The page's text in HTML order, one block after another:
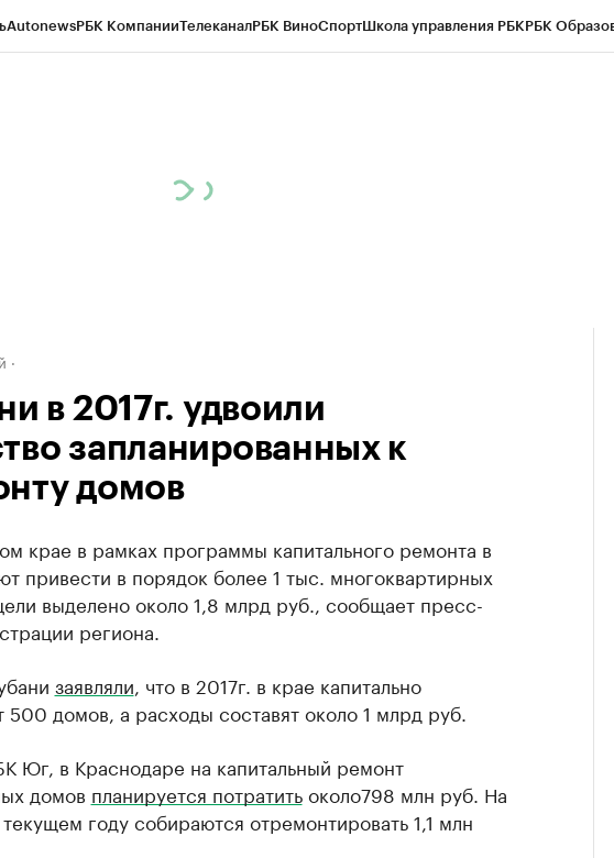
AutonewsРБК КомпанииТелеканалРБК ВиноСпортШкола управления РБКРБК
в 2017г. удвоили
запланированных к
домов
крае в рамках программы капитального ремонта в
привести в порядок более 1 тыс. многоквартирных
выделено около 1,8 млрд руб., сообщает пресс-
региона.
заявляли , что в 2017г. в крае капитально
домов, а расходы составят около 1 млрд руб.
Юг, в Краснодаре на капитальный ремонт
домов планируется потратитьоколо798 млн руб. На
году собираются отремонтировать 1,1 млн